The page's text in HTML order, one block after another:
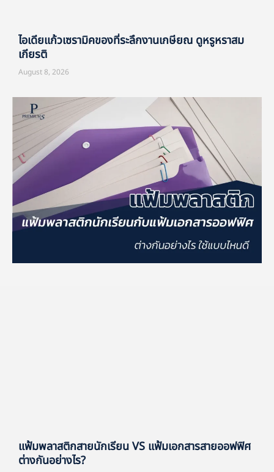
ไอเดียแก้วเซรามิคของที่ระลึกงานเกษียณ ดูหรูหราสม
เกียรติ
August 8, 2026
แฟ้มพลาสติกสายนักเรียน VS แฟ้มเอกสารสายออฟฟิศ
ต่างกันอย่างไร?